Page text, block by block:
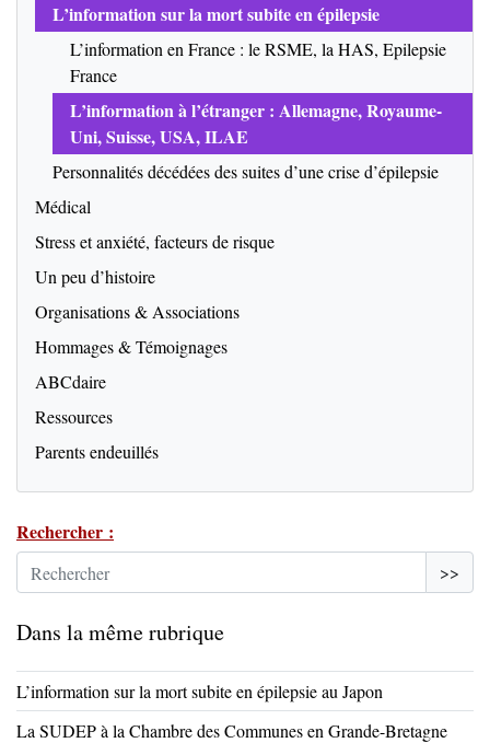
L’information sur la mort subite en épilepsie
L’information en France : le RSME, la HAS, Epilepsie
France
L’information à l’étranger : Allemagne, Royaume-
Uni, Suisse, USA, ILAE
Personnalités décédées des suites d’une crise d’épilepsie
Médical
Stress et anxiété, facteurs de risque
Un peu d’histoire
Organisations & Associations
Hommages & Témoignages
ABCdaire
Ressources
Parents endeuillés
Rechercher :
>>
Dans la même rubrique
L’information sur la mort subite en épilepsie au Japon
La SUDEP à la Chambre des Communes en Grande-Bretagne